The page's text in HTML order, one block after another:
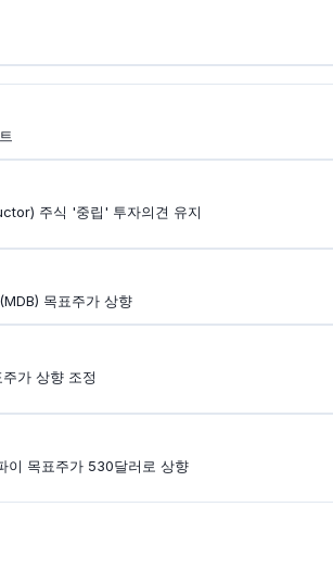
주식 '중립' 투자의견 유지
목표주가 상향
가 상향 조정
이 목표주가 530달러로 상향